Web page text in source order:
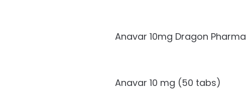
Anavar 10mg Dragon Pharma
Anavar 10 mg (50 tabs)